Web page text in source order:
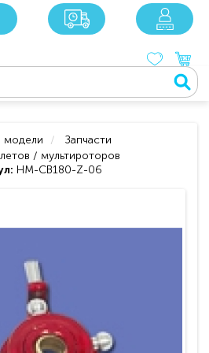
модели
Запчасти
/ мультироторов
HM-CB180-Z-06
xxx